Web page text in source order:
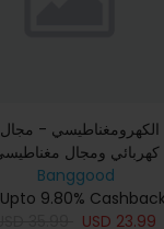
كهربائي ومجال
Banggood
9.80% Cashback
USD 23.99